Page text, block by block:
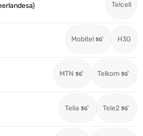
Telcell
Mobitel H3G
MTN Telkom
Telia Tele2